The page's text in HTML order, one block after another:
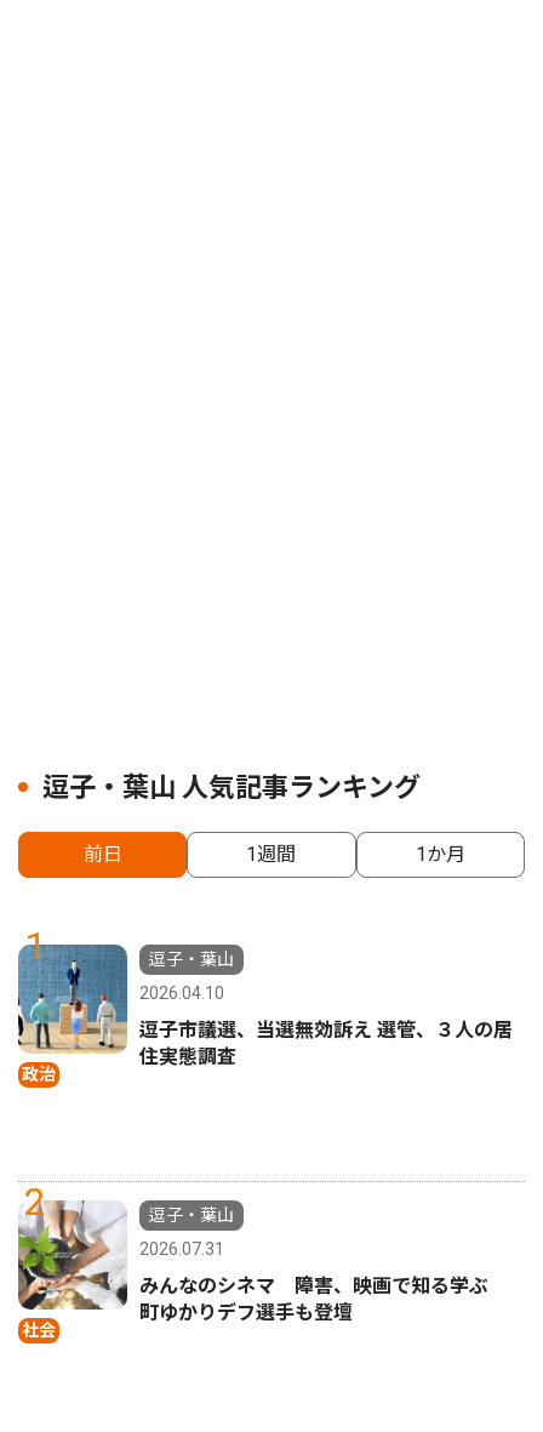
逗子・葉山 人気記事ランキング
前日 1週間 1か月
1
政治
逗子・葉山
2026.04.10
逗子市議選、当選無効訴え 選管、３人の居
住実態調査
2
社会
逗子・葉山
2026.07.31
みんなのシネマ 障害、映画で知る学ぶ
町ゆかりデフ選手も登壇